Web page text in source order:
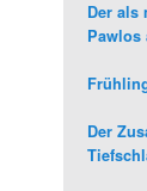
Der als
Pawlos
Der